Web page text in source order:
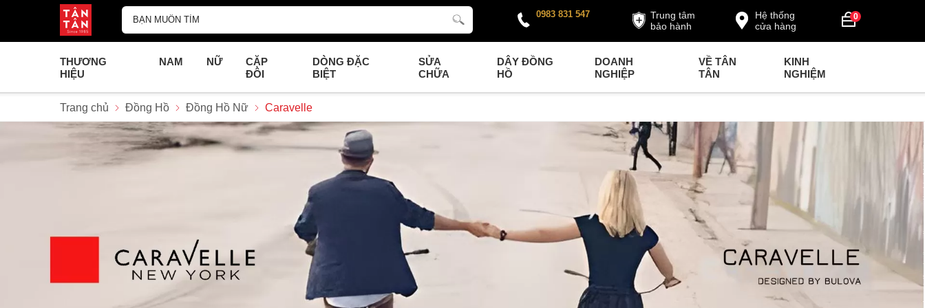
0
Hệ thống
cửa hàng
Trung tâm
bảo hành
0983 831 547
THƯƠNG
HIỆU
NAM NỮ
CẶP
ĐÔI
DÒNG ĐẶC
BIỆT
SỬA
CHỮA
DÂY ĐỒNG
HỒ
DOANH
NGHIỆP
VỀ TÂN
TÂN
KINH
NGHIỆM
Trang chủ Đồng Hồ Đồng Hồ Nữ Caravelle